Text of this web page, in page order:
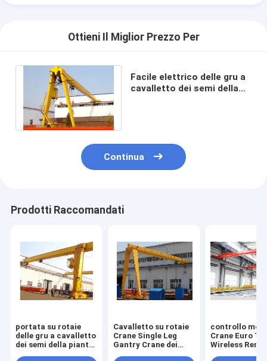
Ottieni Il Miglior Prezzo Per
Facile elettrico delle gru a
cavalletto dei semi della
Continua
Prodotti Raccomandati
portata su rotaie
delle gru a cavalletto
dei semi della pianta
Cavalletto su rotaie
Crane Single Leg
Gantry Crane dei
controllo
Crane Euro
Wireless